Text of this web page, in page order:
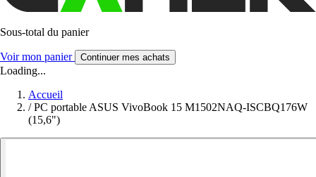
Sous-total du panier
Voir mon panier Continuer mes achats
Loading...
Accueil
/ PC portable ASUS VivoBook 15 M1502NAQ-ISCBQ176W
(15,6")